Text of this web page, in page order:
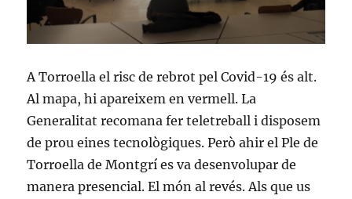
A Torroella el risc de rebrot pel Covid-19 és alt.
Al mapa, hi apareixem en vermell. La
Generalitat recomana fer teletreball i disposem
de prou eines tecnològiques. Però ahir el Ple de
Torroella de Montgrí es va desenvolupar de
manera presencial. El món al revés. Als que us